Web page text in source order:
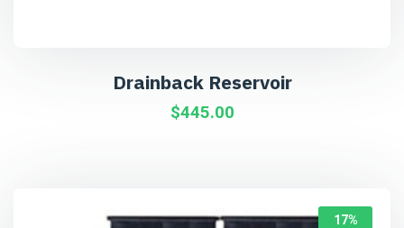
Drainback Reservoir
$445.00
17%